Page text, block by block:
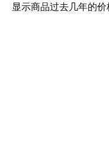
显示商品过去几年的价